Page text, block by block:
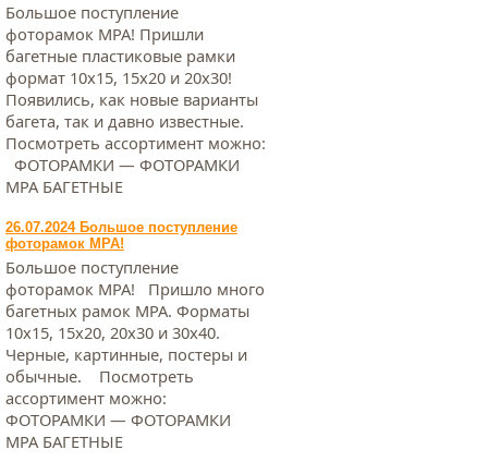
Большое поступление
фоторамок МРА! Пришли
багетные пластиковые рамки
формат 10х15, 15х20 и 20х30!
Появились, как новые варианты
багета, так и давно известные.
Посмотреть ассортимент можно:
ФОТОРАМКИ — ФОТОРАМКИ
МРА БАГЕТНЫЕ
26.07.2024 Большое поступление
фоторамок МРА!
Большое поступление
фоторамок МРА! Пришло много
багетных рамок МРА. Форматы
10х15, 15х20, 20х30 и 30х40.
Черные, картинные, постеры и
обычные. Посмотреть
ассортимент можно:
ФОТОРАМКИ — ФОТОРАМКИ
МРА БАГЕТНЫЕ